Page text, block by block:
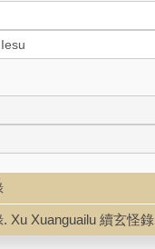
Xu Xuanguailu 續玄怪錄